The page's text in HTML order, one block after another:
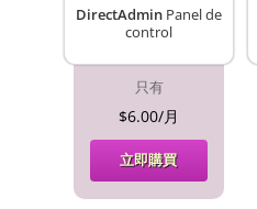
DirectAdmin Panel de
control
只有
$6.00/月
立即購買